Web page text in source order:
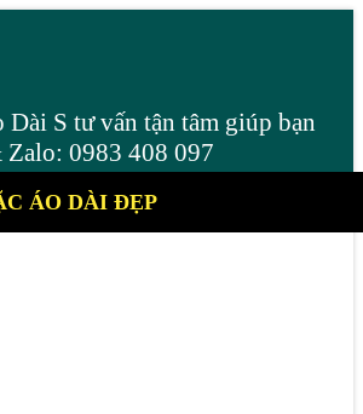
S tư vấn tận tâm giúp bạn
0983 408 097
ÁO DÀI ĐẸP